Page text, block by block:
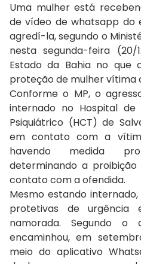
Uma mulher está
de vídeo de whatsapp do
agredí-la, segundo o
nesta segunda-feira
Estado da Bahia no que
proteção de mulher vítima
Conforme o MP, o
internado no Hospital de
Psiquiátrico (HCT) de
em contato com a
havendo medida
determinando a
contato com a ofendida.
Mesmo estando
protetivas de
namorada. Segundo o
encaminhou, em
meio do aplicativo